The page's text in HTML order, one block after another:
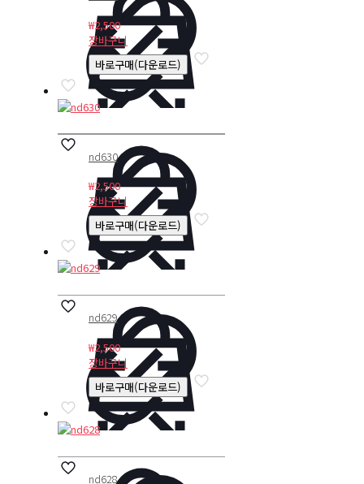
₩2,500
장바구니
바로구매(다운로드)
nd630
₩2,500
장바구니
바로구매(다운로드)
nd629
₩2,500
장바구니
바로구매(다운로드)
nd628